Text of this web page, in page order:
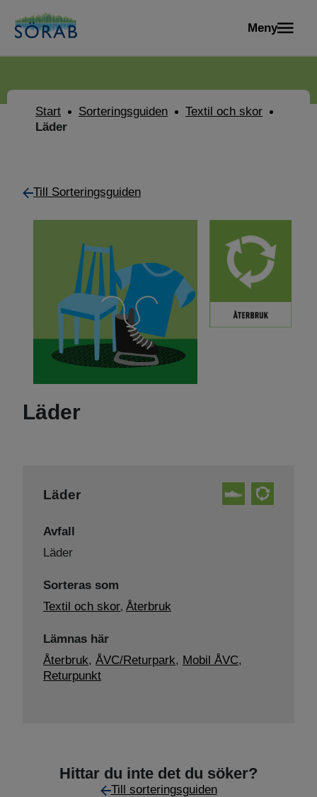
Meny
Start Sorteringsguiden
Textil och skor
Läder
Till Sorteringsguiden
Läder
Läder
Avfall
Läder
Sorteras som
Textil och skor, Återbruk
Lämnas här
Återbruk, ÅVC/Returpark, Mobil ÅVC,
Returpunkt
Hittar du inte det du söker?
Till sorteringsguiden